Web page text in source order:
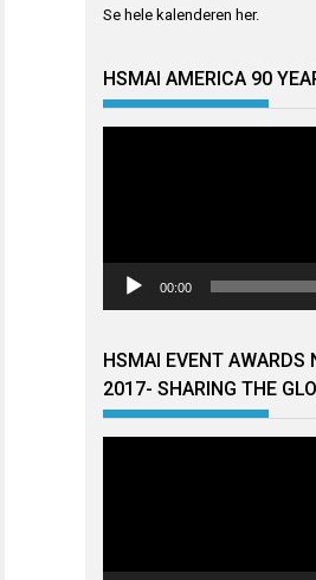
Se hele kalenderen her.
HSMAI AMERICA 90
00:00
HSMAI EVENT AWARDS
2017- SHARING THE